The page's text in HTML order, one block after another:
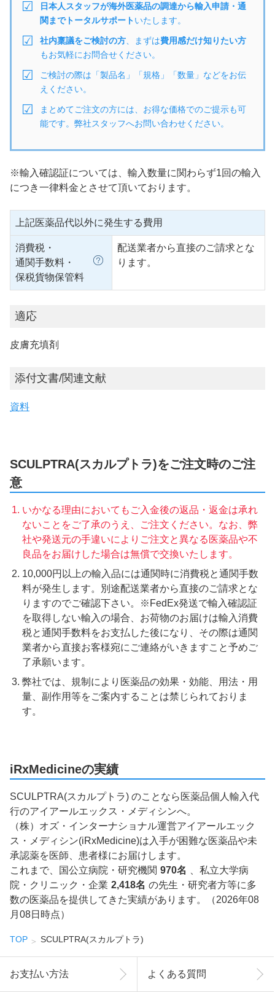
日本人スタッフが海外医薬品の調達から輸入申請・通
関までトータルサポートいたします。
社内稟議をご検討の方 、まずは費用感だけ知りたい方
もお気軽にお問合せください。
ご検討の際は「製品名」「規格」「数量」などをお伝
えください。
まとめてご注文の方には、お得な価格でのご提示も可
能です。弊社スタッフへお問い合わせください。
※輸入確認証については、輸入数量に関わらず1回の輸入
につき一律料金とさせて頂いております。
上記医薬品代以外に発生する費用
消費税・
通関手数料・
保税貨物保管料
配送業者から直接のご請求とな
ります。
適応
皮膚充填剤
添付文書/関連文献
資料
SCULPTRA(スカルプトラ)をご注文時のご注
意
いかなる理由においてもご入金後の返品・返金は承れ
ないことをご了承のうえ、ご注文ください。なお、弊
社や発送元の手違いによりご注文と異なる医薬品や不
良品をお届けした場合は無償で交換いたします。
10,000円以上の輸入品には通関時に消費税と通関手数
料が発生します。別途配送業者から直接のご請求とな
りますのでご確認下さい。※FedEx発送で輸入確認証
を取得しない輸入の場合、お荷物のお届けは輸入消費
税と通関手数料をお支払した後になり、その際は通関
業者から直接お客様宛にご連絡がいきますこと予めご
了承願います。
弊社では、規制により医薬品の効果・効能、用法・用
量、副作用等をご案内することは禁じられておりま
す。
iRxMedicineの実績
SCULPTRA(スカルプトラ) のことなら医薬品個人輸入代
行のアイアールエックス・メディシンへ。
（株）オズ・インターナショナル運営アイアールエック
ス・メディシン(iRxMedicine)は入手が困難な医薬品や未
承認薬を医師、患者様にお届けします。
これまで、国公立病院・研究機関 970名
、私立大学病
院・クリニック・企業 2,418名 の先生・研究者方等に多
数の医薬品を提供してきた実績があります。（2026年08
月08日時点）
TOP SCULPTRA(スカルプトラ)
お支払い方法 よくある質問